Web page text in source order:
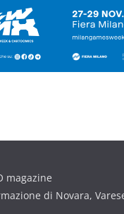
magazine
di Novara,